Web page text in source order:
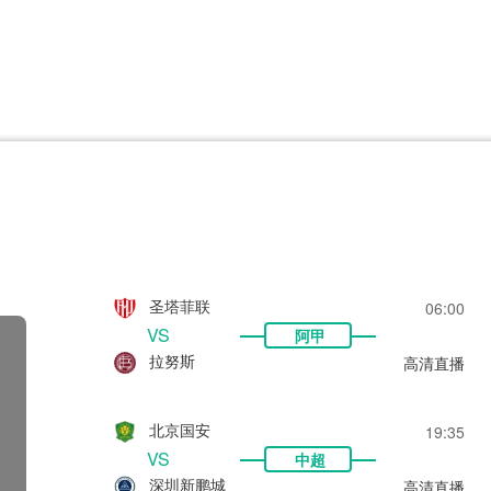
欧联杯 巴西甲
瑞典超
圣塔菲联 06:00
VS
阿甲
拉努斯
高清直播
北京国安 19:35
VS
中超
深圳新鹏城
高清直播